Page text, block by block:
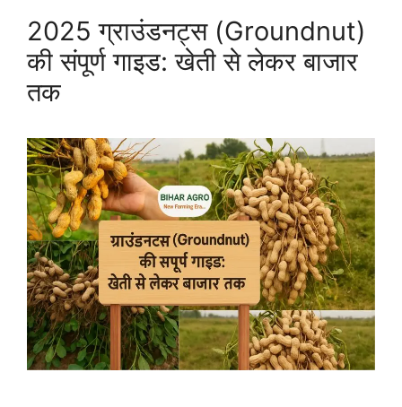
2025 ग्राउंडनट्स (Groundnut)
की संपूर्ण गाइड: खेती से लेकर बाजार
तक